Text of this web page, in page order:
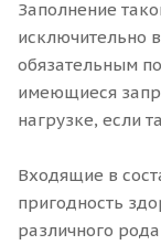
Заполнение
исключительно
обязательным
имеющиеся
нагрузке, если
Входящие в
пригодность
различного